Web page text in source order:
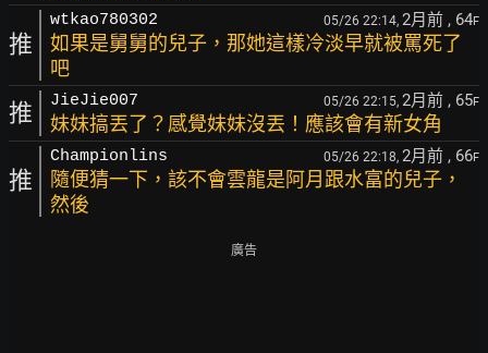
推
wtkao780302 05/26 22:14, 2月前 , 64F
如果是舅舅的兒子，那她這樣冷淡早就被罵死了
吧
推 JieJie007 05/26 22:15, 2月前 , 65F
妹妹搞丟了？感覺妹妹沒丟！應該會有新女角
推
Championlins 05/26 22:18, 2月前 , 66F
隨便猜一下，該不會雲龍是阿月跟水富的兒子，
然後
廣告